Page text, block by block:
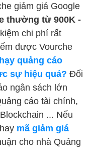
giảm giá Google
thường từ 900K -
chi phí rất
được Vourche
quảng cáo
sự hiệu quả? Đối
ngân sách lớn
cáo tài chính,
... Nếu
mã giảm giá
cho nhà Quảng